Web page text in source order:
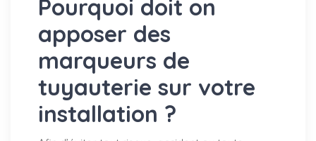
Pourquoi doit on
apposer des
marqueurs de
tuyauterie sur votre
installation ?